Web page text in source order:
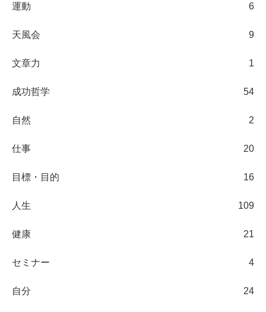
運動 6
天風会 9
文章力 1
成功哲学 54
自然 2
仕事 20
目標・目的 16
人生 109
健康 21
セミナー 4
自分 24